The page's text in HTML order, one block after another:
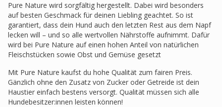
Pure Nature wird sorgfältig hergestellt. Dabei wird besonders
auf besten Geschmack für deinen Liebling geachtet. So ist
garantiert, dass dein Hund auch den letzten Rest aus dem Napf
lecken will – und so alle wertvollen Nährstoffe aufnimmt. Dafür
wird bei Pure Nature auf einen hohen Anteil von natürlichen
Fleischstücken sowie Obst und Gemüse gesetzt
Mit Pure Nature kaufst du hohe Qualität zum fairen Preis.
Gänzlich ohne den Zusatz von Zucker oder Getreide ist dein
Haustier einfach bestens versorgt. Qualität müssen sich alle
Hundebesitzer:innen leisten können!